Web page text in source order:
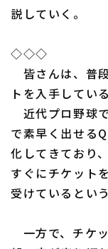
オリック
説していく。
◇◇◇
皆さんは、普
トを入手してい
近代プロ野球
で素早く出せる
化してきており
すぐにチケット
受けているとい
一方で、チケ